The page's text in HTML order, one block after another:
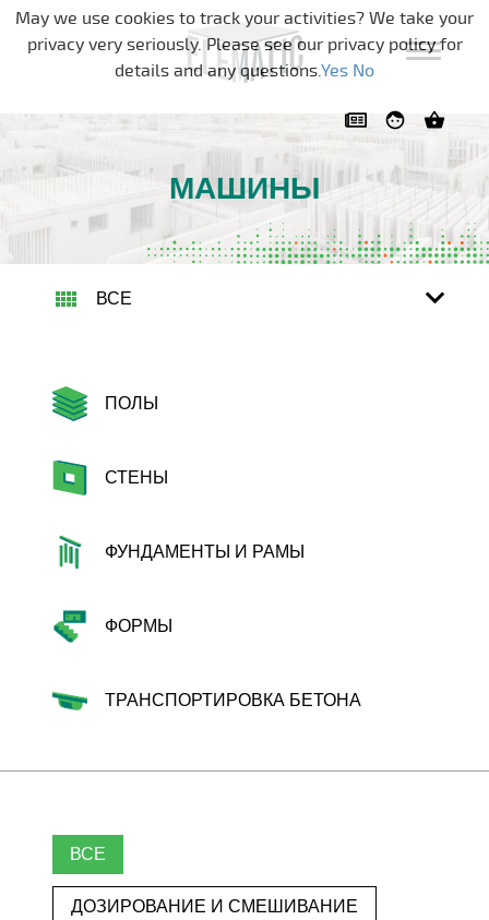
Skip navigation
МАШИНЫ
ВСЕ
ПОЛЫ
СТЕНЫ
ФУНДАМЕНТЫ И РАМЫ
ФОРМЫ
ТРАНСПОРТИРОВКА БЕТОНА
ВСЕ
ДОЗИРОВАНИЕ И СМЕШИВАНИЕ
May we use cookies to track your activities? We take your
privacy very seriously. Please see our privacy policy for
details and any questions.Yes No